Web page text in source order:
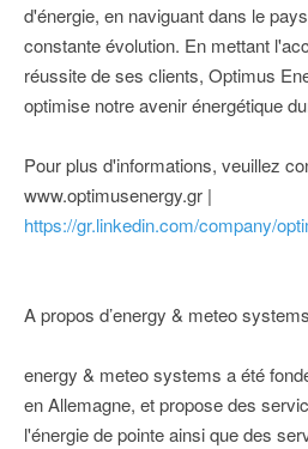
d'énergie, en naviguant dans le
constante évolution. En mettant
réussite de ses clients, Optimus
optimise notre avenir énergétique
Pour plus d'informations, veuillez
www.optimusenergy.gr |
https://gr.linkedin.com/company/
A propos d’energy & meteo
energy & meteo systems a été
en Allemagne, et propose des
l'énergie de pointe ainsi que des